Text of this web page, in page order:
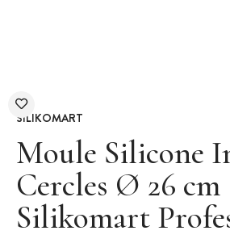
SILIKOMART
Moule Silicone
Cercles Ø 26 cm
Silikomart